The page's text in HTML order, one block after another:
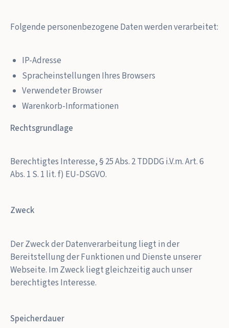
Folgende personenbezogene Daten werden verarbeitet:
IP-Adresse
Spracheinstellungen Ihres Browsers
Verwendeter Browser
Warenkorb-Informationen
Rechtsgrundlage
Berechtigtes Interesse, § 25 Abs. 2 TDDDG i.V.m. Art. 6
Abs. 1 S. 1 lit. f) EU-DSGVO.
Zweck
Der Zweck der Datenverarbeitung liegt in der
Bereitstellung der Funktionen und Dienste unserer
Webseite. Im Zweck liegt gleichzeitig auch unser
berechtigtes Interesse.
Speicherdauer